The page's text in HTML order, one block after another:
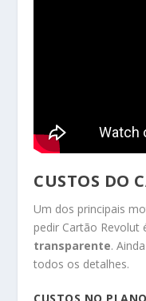
CUSTOS DO
Um dos principais
pedir Cartão Revolut
transparente.
todos os detalhes.